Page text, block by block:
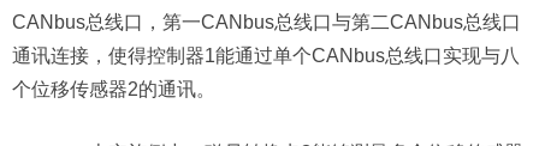
CANbus总线口，第一CANbus总线口与第二CANbus总线口
通讯连接，使得控制器1能通过单个CANbus总线口实现与八
个位移传感器2的通讯。